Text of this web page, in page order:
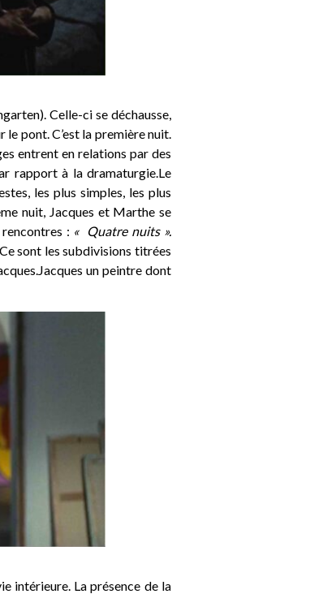
Celle-ci se déchausse,
le pont. C’est la première nuit.
entrent en relations par des
rapport à la dramaturgie.Le
les plus simples, les plus
nuit, Jacques et Marthe se
: « Quatre nuits ».
sont les subdivisions titrées
un peintre dont
intérieure. La présence de la